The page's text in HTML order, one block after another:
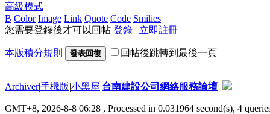
高級模式
B Color Image Link Quote Code Smilies
您需要登錄後才可以回帖 登錄 | 立即註冊
本版積分規則 發表回復 回帖後跳轉到最後一頁
Archiver|手機版|小黑屋|台南建設公司網絡服務論壇
GMT+8, 2026-8-8 06:28 , Processed in 0.031964 second(s), 4